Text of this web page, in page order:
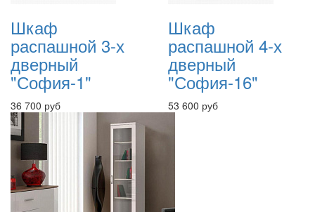
Шкаф
распашной 3-х
дверный
"София-1"
36 700 руб
Шкаф
распашной 4-х
дверный
"София-16"
53 600 руб